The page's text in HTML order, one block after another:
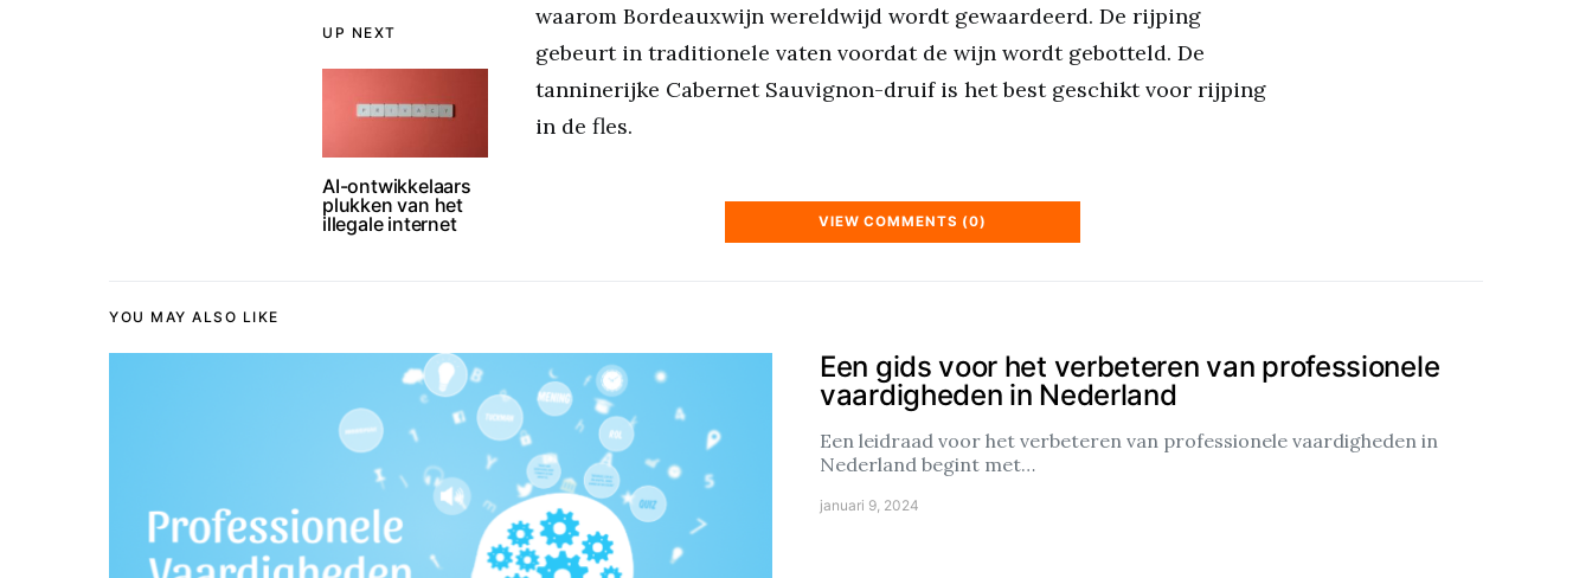
UP NEXT
AI-ontwikkelaars
plukken van het
illegale internet
waarom Bordeauxwijn wereldwijd wordt gewaardeerd. De rijping
gebeurt in traditionele vaten voordat de wijn wordt gebotteld. De
tanninerijke Cabernet Sauvignon-druif is het best geschikt voor rijping
in de fles.
VIEW COMMENTS (0)
YOU MAY ALSO LIKE
Een gids voor het verbeteren van professionele
vaardigheden in Nederland
Een leidraad voor het verbeteren van professionele vaardigheden in
Nederland begint met…
januari 9, 2024